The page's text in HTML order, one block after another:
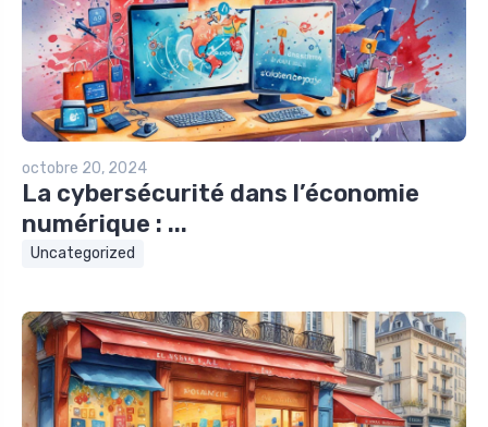
octobre 20, 2024
La cybersécurité dans l’économie
numérique : ...
Uncategorized